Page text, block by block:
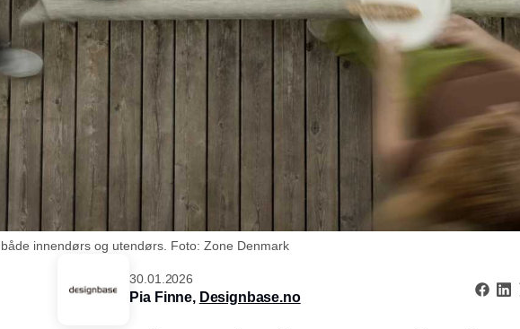
innendørs og utendørs. Foto: Zone Denmark
30.01.2026
Pia Finne, Designbase.no